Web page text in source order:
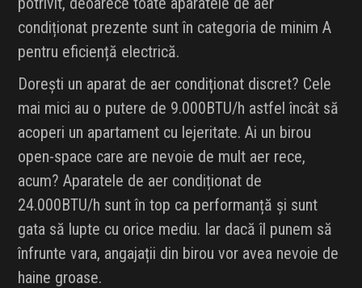
condiționat prezente sunt în categoria de minim A
pentru eficiență electrică.
Dorești un aparat de aer condiționat discret? Cele
mai mici au o putere de 9.000BTU/h astfel încât să
acoperi un apartament cu lejeritate. Ai un birou
open-space care are nevoie de mult aer rece,
acum? Aparatele de aer condiționat de
24.000BTU/h sunt în top ca performanță și sunt
gata să lupte cu orice mediu. Iar dacă îl punem să
înfrunte vara, angajații din birou vor avea nevoie de
haine groase.